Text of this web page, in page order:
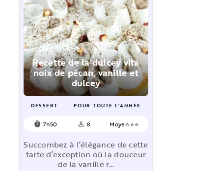
Recette de la dulcey vita
noix de pécan, vanille et
dulcey
DESSERT POUR TOUTE L'ANNÉE
timer 7h50 person_outline 8 Moyen ⭐⭐
Succombez à l’élégance de cette
tarte d’exception où la douceur
de la vanille r…